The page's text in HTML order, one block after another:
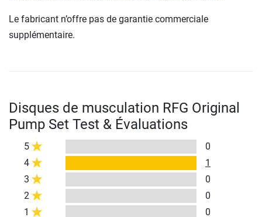
Le fabricant n’offre pas de garantie commerciale
supplémentaire.
Disques de musculation RFG Original
Pump Set Test & Évaluations
5
0
4
1
3
0
2
0
1
0